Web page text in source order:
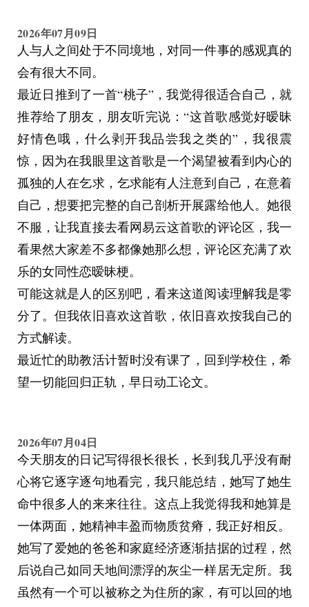
她闭嘴，让她别再闹了，会给她治病的，所以别打
扰他们别哭天喊地。那一瞬间我醍醐灌顶。在此之
前，我妈曾经在吃萨莉亚的时候跟我说了我爸是怎
么被爷爷对待的，那时候我一直在气头上，认为我
妈只是在给他开脱，在听到他们各自分开进来讲的
话的内容几乎出奇的一致的时候，我真的释然了。
这个家族的男性接受的是同一套观念教育，对亲近
的女性感情的漠视甚至嘲讽，完全是一样。受害者
从我奶奶到我妈妈再到我自己。但是，我妈和我有
自己的生活，离开我爸我爷可以自己生活，奶奶完
全做不到了。我哄她开心，让她往前看，我走了之
后，她还是一样要面对冷嘲热讽的爷爷，而且她确
实连身体上的自由都做不到，她连下床都难。
我还没有做好亲人去世的准备。
我做好了什么准备？
2026年07月09日
人与人之间处于不同境地，对同一件事的感观真的
会有很大不同。
最近日推到了一首“桃子”，我觉得很适合自己，就
推荐给了朋友，朋友听完说：“这首歌感觉好暧昧
好情色哦，什么剥开我品尝我之类的”，我很震
惊，因为在我眼里这首歌是一个渴望被看到内心的
孤独的人在乞求，乞求能有人注意到自己，在意着
自己，想要把完整的自己剖析开展露给他人。她很
不服，让我直接去看网易云这首歌的评论区，我一
看果然大家差不多都像她那么想，评论区充满了欢
乐的女同性恋暧昧梗。
可能这就是人的区别吧，看来这道阅读理解我是零
分了。但我依旧喜欢这首歌，依旧喜欢按我自己的
方式解读。
最近忙的助教活计暂时没有课了，回到学校住，希
望一切能回归正轨，早日动工论文。
2026年07月04日
今天朋友的日记写得很长很长，长到我几乎没有耐
心将它逐字逐句地看完，我只能总结，她写了她生
命中很多人的来来往往。这点上我觉得我和她算是
一体两面，她精神丰盈而物质贫瘠，我正好相反。
她写了爱她的爸爸和家庭经济逐渐拮据的过程，然
后说自己如同天地间漂浮的灰尘一样居无定所。我
虽然有一个可以被称之为住所的家，有可以回的地